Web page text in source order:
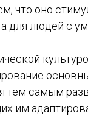
что оно
для людей с
тем самым
им